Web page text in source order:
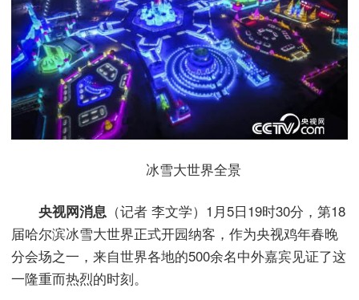
冰雪大世界全景
央视网消息 （记者 李文学）1月5日19时30分，第18
届哈尔滨冰雪大世界正式开园纳客，作为央视鸡年春晚
分会场之一，来自世界各地的500余名中外嘉宾见证了这
一隆重而热烈的时刻。